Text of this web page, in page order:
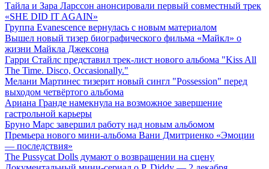
Тайла и Зара Ларссон анонсировали первый совместный трек
«SHE DID IT AGAIN»
Группа Evanescence вернулась с новым материалом
Вышел новый тизер биографического фильма «Майкл» о
жизни Майкла Джексона
Гарри Стайлс представил трек-лист нового альбома "Kiss All
The Time. Disco, Occasionally."
Мелани Мартинес тизерит новый сингл "Possession" перед
выходом четвёртого альбома
Ариана Гранде намекнула на возможное завершение
гастрольной карьеры
Бруно Марс завершил работу над новым альбомом
Премьера нового мини-альбома Вани Дмитриенко «Эмоции
— последствия»
The Pussycat Dolls думают о возвращении на сцену